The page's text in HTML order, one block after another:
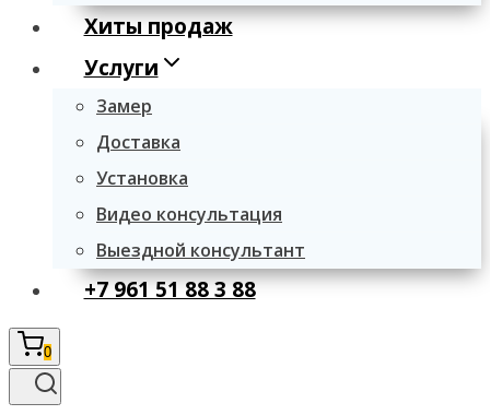
Хиты продаж
Услуги
Замер
Доставка
Установка
Видео консультация
Выездной консультант
+7 961 51 88 3 88
0